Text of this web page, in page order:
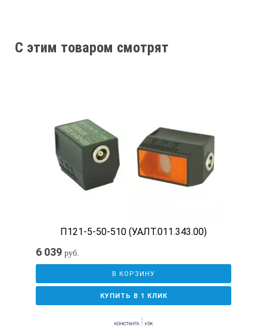
C этим товаром смотрят
П121-5-50-510 (УАЛТ.011.343.00)
6 039 руб.
В КОРЗИНУ
КУПИТЬ В 1 КЛИК